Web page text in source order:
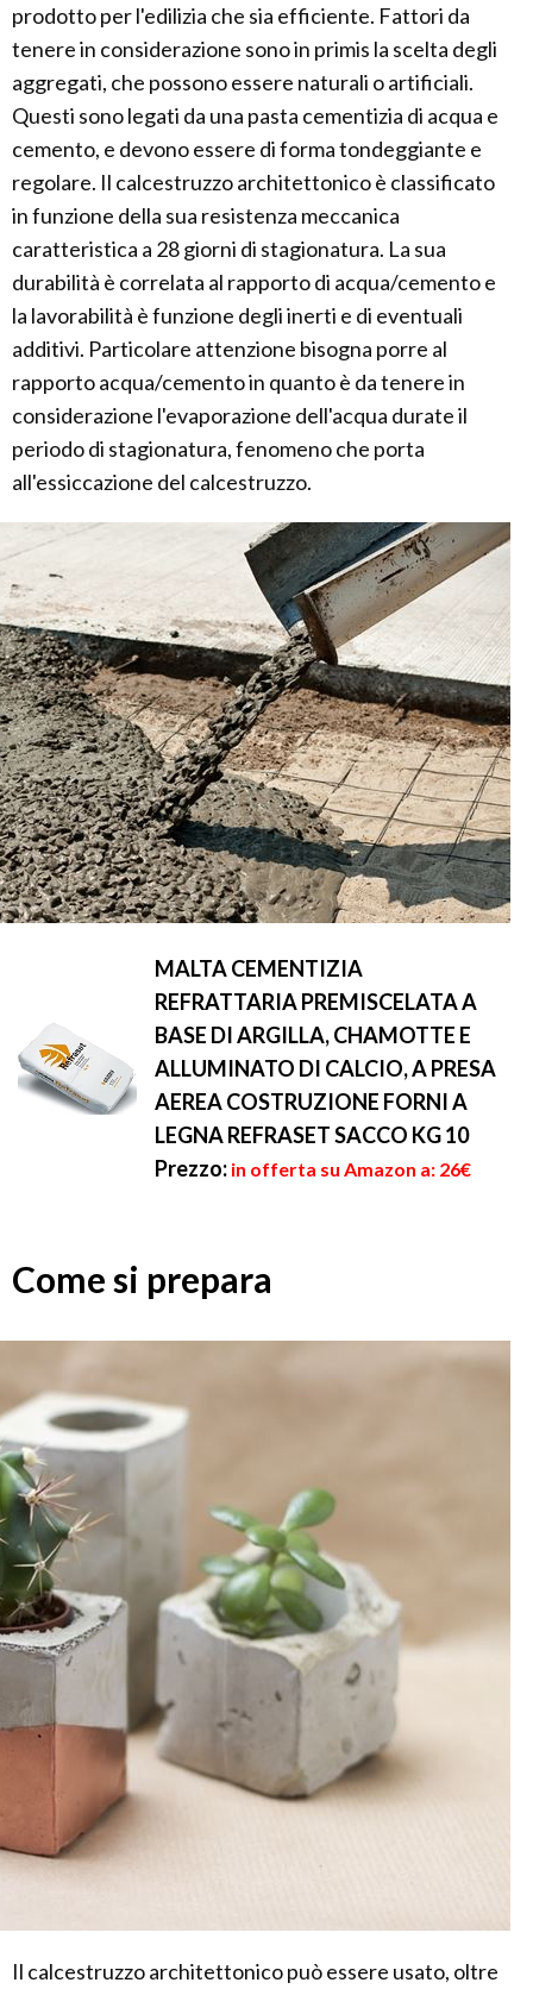
prodotto per l'edilizia che sia efficiente. Fattori da
tenere in considerazione sono in primis la scelta degli
aggregati, che possono essere naturali o artificiali.
Questi sono legati da una pasta cementizia di acqua e
cemento, e devono essere di forma tondeggiante e
regolare. Il calcestruzzo architettonico è classificato
in funzione della sua resistenza meccanica
caratteristica a 28 giorni di stagionatura. La sua
durabilità è correlata al rapporto di acqua/cemento e
la lavorabilità è funzione degli inerti e di eventuali
additivi. Particolare attenzione bisogna porre al
rapporto acqua/cemento in quanto è da tenere in
considerazione l'evaporazione dell'acqua durate il
periodo di stagionatura, fenomeno che porta
all'essiccazione del calcestruzzo.
MALTA CEMENTIZIA
REFRATTARIA PREMISCELATA A
BASE DI ARGILLA, CHAMOTTE E
ALLUMINATO DI CALCIO, A PRESA
AEREA COSTRUZIONE FORNI A
LEGNA REFRASET SACCO KG 10
Prezzo: in offerta su Amazon a: 26€
Come si prepara
Il calcestruzzo architettonico può essere usato, oltre